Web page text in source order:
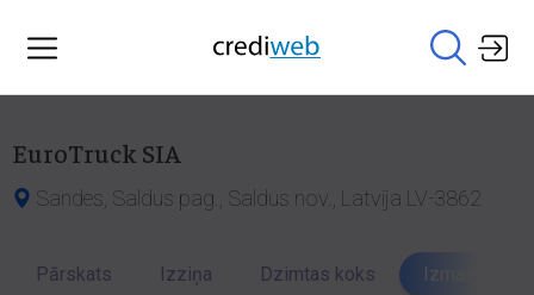
EuroTruck SIA
Sandes, Saldus pag., Saldus nov., Latvija LV-3862
Pārskats Izziņa Dzimtas koks Izmaiņu